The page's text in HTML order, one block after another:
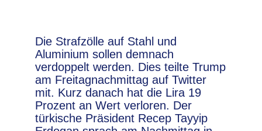
Die Strafzölle auf Stahl und
Aluminium sollen demnach
verdoppelt werden. Dies teilte Trump
am Freitagnachmittag auf Twitter
mit. Kurz danach hat die Lira 19
Prozent an Wert verloren. Der
türkische Präsident Recep Tayyip